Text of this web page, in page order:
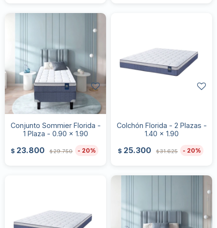
Conjunto Sommier Florida -
1 Plaza - 0.90 x 1.90
$ 23.800 $29.750 20
Colchón Florida - 2 Plazas -
1.40 x 1.90
$ 25.300 $31.625 20